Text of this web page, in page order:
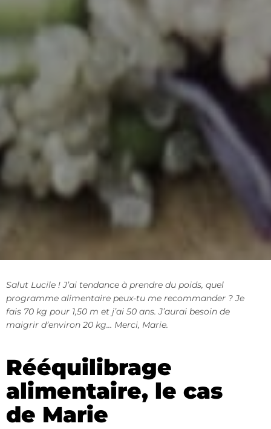
Salut Lucile ! J’ai tendance à prendre du poids, quel
programme alimentaire peux-tu me recommander ? Je
fais 70 kg pour 1,50 m et j’ai 50 ans. J’aurai besoin de
maigrir d’environ 20 kg… Merci, Marie.
Rééquilibrage
alimentaire, le cas
de Marie